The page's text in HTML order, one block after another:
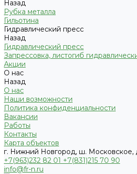
Назад
Рубка металла
Гильотина
Гидравлический пресс
Назад
Гидравлический пресс
Запрессовка, листогиб
Акции
О нас
Назад
О нас
Наши возможности
Политика конфиденциальности
Вакансии
Работы
Контакты
Карта объектов
г. Нижний Новгород, ш. Московское,
+7(963)232 82 01 +7(831)215 70 90
info@fr-n.ru